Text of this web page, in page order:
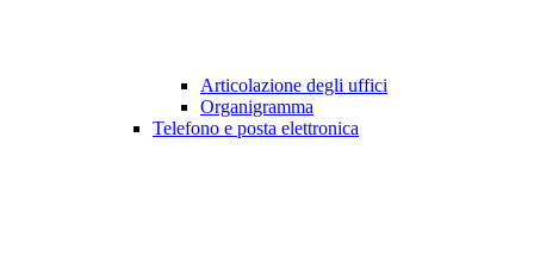
Articolazione degli uffici
Organigramma
Telefono e posta elettronica